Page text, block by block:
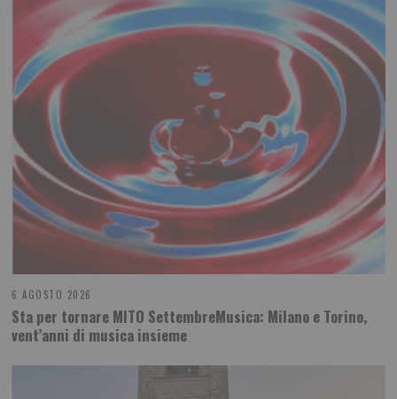
6 AGOSTO 2026
Sta per tornare MITO SettembreMusica: Milano e Torino,
vent’anni di musica insieme